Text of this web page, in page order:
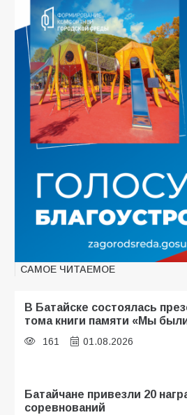
САМОЕ ЧИТАЕМОЕ
В Батайске состоялась
тома книги памяти «Мы
161 01.08.2026
Батайчане привезли 20
соревнований